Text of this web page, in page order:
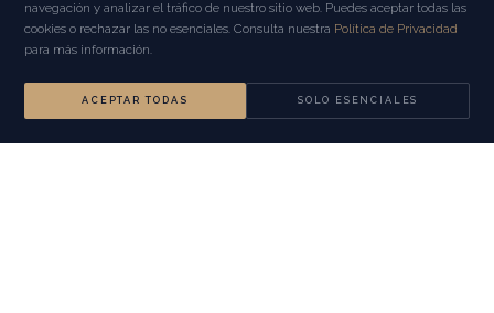
navegación y analizar el tráfico de nuestro sitio web. Puedes aceptar todas las
cookies o rechazar las no esenciales. Consulta nuestra Política de Privacidad
para más información.
ACEPTAR TODAS SOLO ESENCIALES